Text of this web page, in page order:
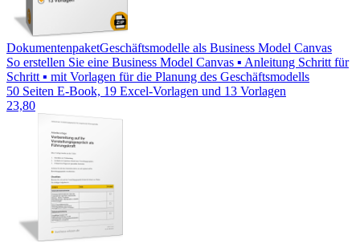
DokumentenpaketGeschäftsmodelle als Business Model Canvas
So erstellen Sie eine Business Model Canvas ▪ Anleitung Schritt für
Schritt ▪ mit Vorlagen für die Planung des Geschäftsmodells
50 Seiten E-Book, 19 Excel-Vorlagen und 13 Vorlagen
23,80